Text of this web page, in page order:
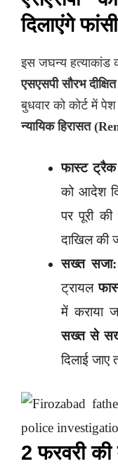
दिलाएंगे
इस जघन्य हत्याकांड
एसएसपी सौरभ दीक्षित
बुधवार को कोर्ट में
न्यायिक हिरासत
फास्ट ट्रैक
को आदेश
पर पूरी
दाखिल की
सख्त सजा:
ट्रायल
में कराया
सख्त से
दिलाई
2 फरवरी की